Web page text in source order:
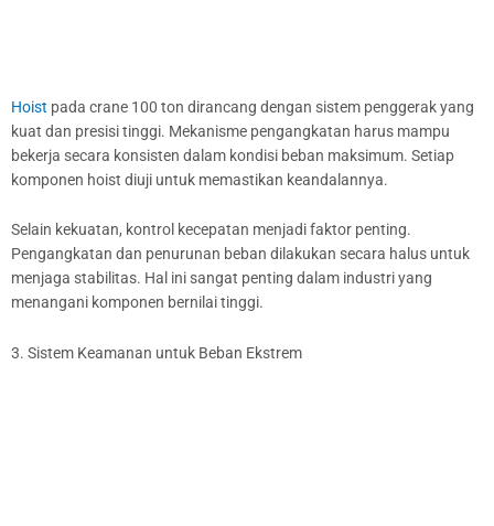
Hoist pada crane 100 ton dirancang dengan sistem penggerak yang
kuat dan presisi tinggi. Mekanisme pengangkatan harus mampu
bekerja secara konsisten dalam kondisi beban maksimum. Setiap
komponen hoist diuji untuk memastikan keandalannya.
Selain kekuatan, kontrol kecepatan menjadi faktor penting.
Pengangkatan dan penurunan beban dilakukan secara halus untuk
menjaga stabilitas. Hal ini sangat penting dalam industri yang
menangani komponen bernilai tinggi.
3. Sistem Keamanan untuk Beban Ekstrem